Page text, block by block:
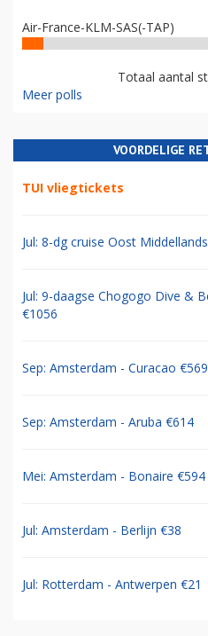
Air-France-KLM-SAS(-TAP)
Totaal aantal
Meer polls
VOORDELIGE
TUI vliegtickets
Jul: 8-dg cruise Oost
Jul: 9-daagse Chogogo Dive &
€1056
Sep: Amsterdam - Curacao €569
Sep: Amsterdam - Aruba €614
Mei: Amsterdam - Bonaire €594
Jul: Amsterdam - Berlijn €38
Jul: Rotterdam - Antwerpen €21